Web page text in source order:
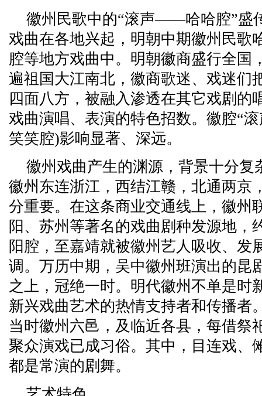
徽州民歌中的“滚声——哈哈腔”盛
戏曲在各地兴起，明朝中期徽州民歌
腔等地方戏曲中。明朝徽商盛行全国
遍祖国大江南北，徽商歌迷、戏迷们
四面八方，被融入渗透在其它戏剧的
戏曲演唱、表演的特色招数。徽腔“
笑笑腔)影响显著、深远。
徽州戏曲产生的渊源，背景十分复
徽州东连浙江，西结江赣，北通两京
分重要。在这条商业交通线上，徽州
阳、苏州等著名的戏曲剧种发源地，
阳腔，至嘉靖就被徽州艺人吸收、发
调。万历中期，吴中徽州班演出的昆
之上，冠绝一时。明代徽州不单是时
新兴戏曲艺术的热情支持者和传播者
当时徽州六邑，及临近各县，每借祭
聚众演戏已成习俗。其中，目连戏、
都是常演的剧舞。